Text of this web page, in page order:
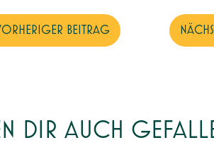
BEITRAG
DIR AUCH